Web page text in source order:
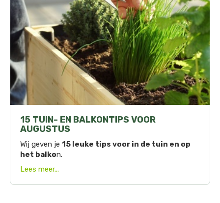
15 TUIN- EN BALKONTIPS VOOR
AUGUSTUS
Wij geven je 15 leuke tips voor in de tuin en op
het balkon.
Lees meer...